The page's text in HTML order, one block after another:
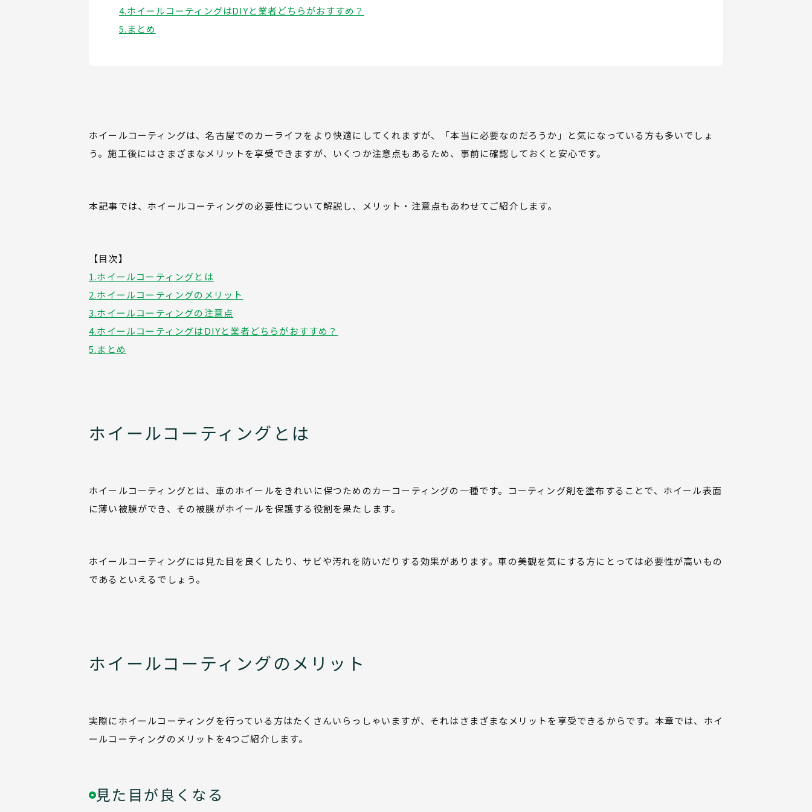
ホイールコーティングはDIYと業者どちらがおすすめ？
まとめ
ホイールコーティングは、名古屋でのカーライフをより快適にしてくれますが、「本当に必要なのだろうか」と気になっている方も多いでしょ
う。施工後にはさまざまなメリットを享受できますが、いくつか注意点もあるため、事前に確認しておくと安心です。
本記事では、ホイールコーティングの必要性について解説し、メリット・注意点もあわせてご紹介します。
【目次】
1.ホイールコーティングとは
2.ホイールコーティングのメリット
3.ホイールコーティングの注意点
4.ホイールコーティングはDIYと業者どちらがおすすめ？
5.まとめ
ホイールコーティングとは
ホイールコーティングとは、車のホイールをきれいに保つためのカーコーティングの一種です。コーティング剤を塗布することで、ホイール表面
に薄い被膜ができ、その被膜がホイールを保護する役割を果たします。
ホイールコーティングには見た目を良くしたり、サビや汚れを防いだりする効果があります。車の美観を気にする方にとっては必要性が高いもの
であるといえるでしょう。
ホイールコーティングのメリット
実際にホイールコーティングを行っている方はたくさんいらっしゃいますが、それはさまざまなメリットを享受できるからです。本章では、ホイ
ールコーティングのメリットを4つご紹介します。
見た目が良くなる